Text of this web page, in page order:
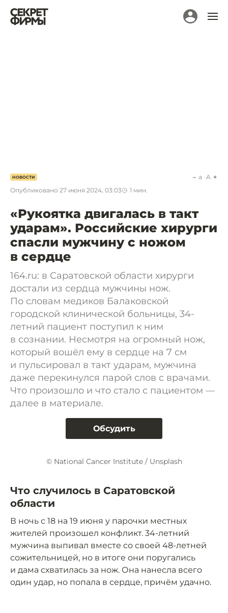
НОВОСТИ
Опубликовано 27 июня 2024, 03:03 1 мин.
a A
«Рукоятка двигалась в такт
ударам». Российские хирурги
спасли мужчину с ножом
в сердце
164.ru: в Саратовской области хирурги
достали из сердца мужчины нож.
По словам медиков Балаковской
городской клинической больницы, 34-
летний пациент поступил к ним
в сознании. Несмотря на огромный нож,
который вошёл ему в сердце на 7 см
и пульсировал в такт ударам, мужчина
даже перекинулся парой слов с врачами.
Что произошло и что стало с пациентом —
далее в материале.
Обсудить
© National Cancer Institute / Unsplash
Что случилось в Саратовской
области
В ночь с 18 на 19 июня у парочки местных
жителей произошел конфликт. 34-летний
мужчина выпивал вместе со своей 48-летней
сожительницей, но в итоге они поругались
и дама схватилась за нож. Она нанесла всего
один удар, но попала в сердце, причём удачно.